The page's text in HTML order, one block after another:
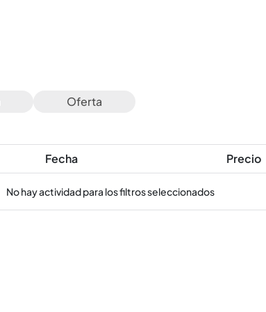
Oferta
Fecha Precio
No hay actividad para los filtros seleccionados